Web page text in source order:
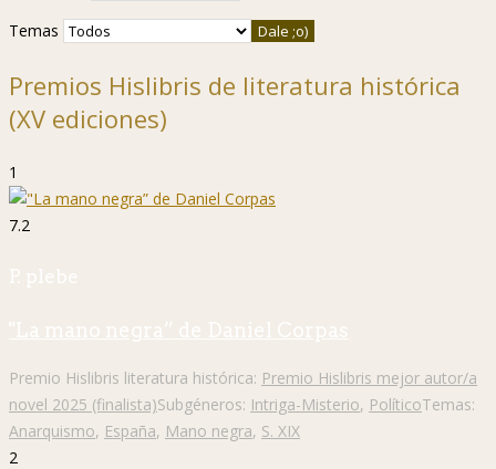
Temas
Premios Hislibris de literatura histórica
(XV ediciones)
1
7.2
P. plebe
"La mano negra” de Daniel Corpas
Premio Hislibris literatura histórica: Premio Hislibris mejor autor/a
novel 2025 (finalista)Subgéneros: Intriga-Misterio, PolíticoTemas:
Anarquismo, España, Mano negra, S. XIX
2